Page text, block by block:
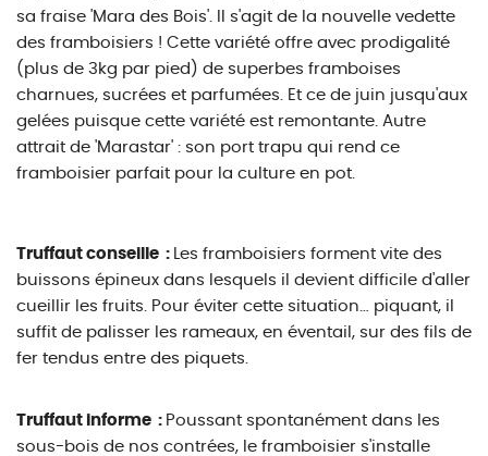
sa fraise 'Mara des Bois'. Il s'agit de la nouvelle vedette
des framboisiers ! Cette variété offre avec prodigalité
(plus de 3kg par pied) de superbes framboises
charnues, sucrées et parfumées. Et ce de juin jusqu'aux
gelées puisque cette variété est remontante. Autre
attrait de 'Marastar' : son port trapu qui rend ce
framboisier parfait pour la culture en pot.
Truffaut conseille : Les framboisiers forment vite des
buissons épineux dans lesquels il devient difficile d'aller
cueillir les fruits. Pour éviter cette situation… piquant, il
suffit de palisser les rameaux, en éventail, sur des fils de
fer tendus entre des piquets.
Truffaut informe : Poussant spontanément dans les
sous-bois de nos contrées, le framboisier s'installe